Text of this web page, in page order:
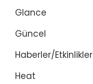
Glance
Güncel
Haberler/Etkinlikler
Heat